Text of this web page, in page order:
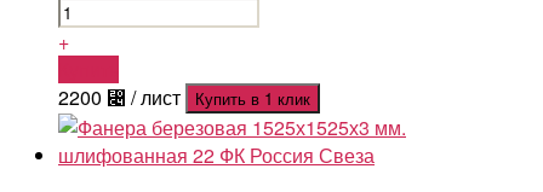
+
2200 ⃄ / лист Купить в 1 клик